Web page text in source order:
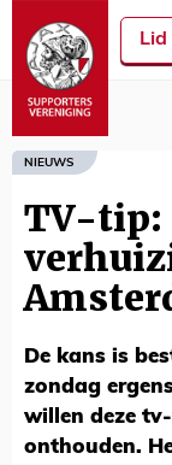
NIEUWS
TV-tip:
De kans is
zondag
willen deze
onthouden.